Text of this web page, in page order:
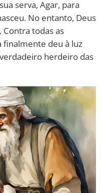
serva, Agar, para
No entanto, Deus
Contra todas as
finalmente deu à luz
herdeiro das